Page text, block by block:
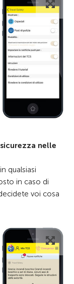
nelle
qualsiasi
in caso di
voi cosa